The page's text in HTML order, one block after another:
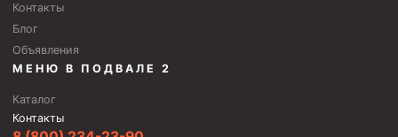
Контакты
Блог
Объявления
МЕНЮ В ПОДВАЛЕ 2
Каталог
Контакты